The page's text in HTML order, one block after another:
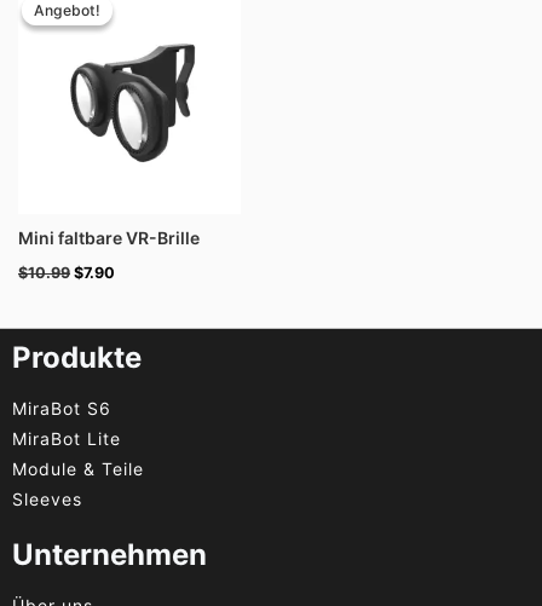
Angebot!
Angebot!
Mini faltbare VR-Brille
$10.99
war:
$7.90
Produkte
MiraBot S6
MiraBot Lite
Module & Teile
Sleeves
Unternehmen